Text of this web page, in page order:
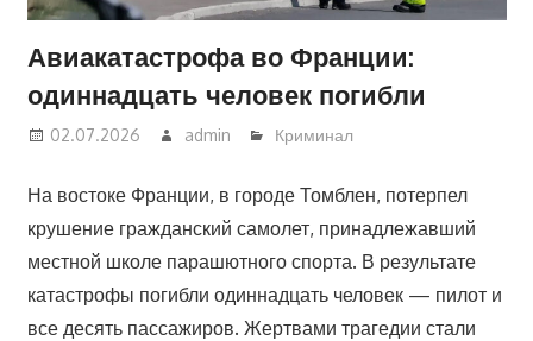
Авиакатастрофа во Франции:
одиннадцать человек погибли
02.07.2026 admin Криминал
На востоке Франции, в городе Томблен, потерпел
крушение гражданский самолет, принадлежавший
местной школе парашютного спорта. В результате
катастрофы погибли одиннадцать человек — пилот и
все десять пассажиров. Жертвами трагедии стали